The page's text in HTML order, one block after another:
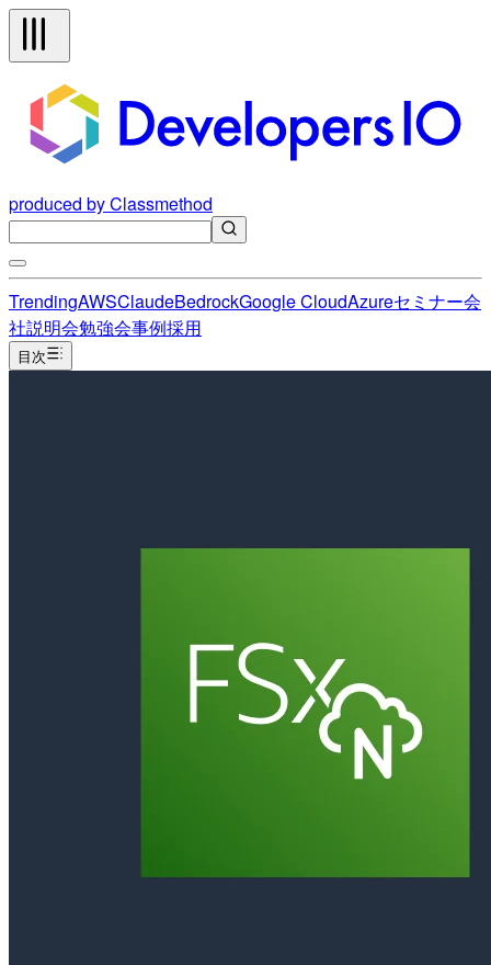
produced by Classmethod
TrendingAWSClaudeBedrockGoogle CloudAzureセミナー会
社説明会勉強会事例採用
目次